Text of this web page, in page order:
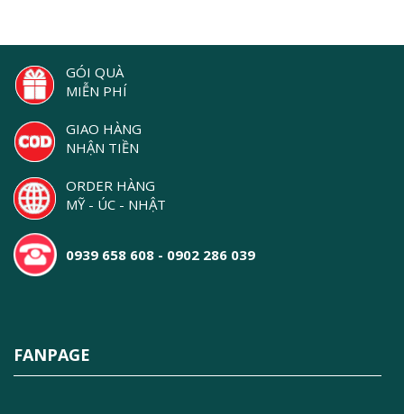
GÓI QUÀ
MIỄN PHÍ
GIAO HÀNG
NHẬN TIỀN
ORDER HÀNG
MỸ - ÚC - NHẬT
0939 658 608 - 0902 286 039
FANPAGE